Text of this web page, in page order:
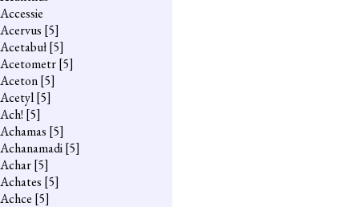
Accessie
Acervus [5]
Acetabuł[5]
Acetometr[5]
Aceton[5]
Acetyl[5]
Ach! [5]
Achamas [5]
Achanamadi[5]
Achar[5]
Achates [5]
Achce [5]